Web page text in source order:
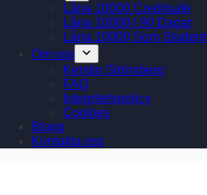
Låna 10000 Creditsafe
Låna 10000 I 90 Dagar
Låna 10000 Som Student
Om oss
Kerstin Strömberg
FAQ
Integritetspolicy
Cookies
Blogg
Kontakta oss